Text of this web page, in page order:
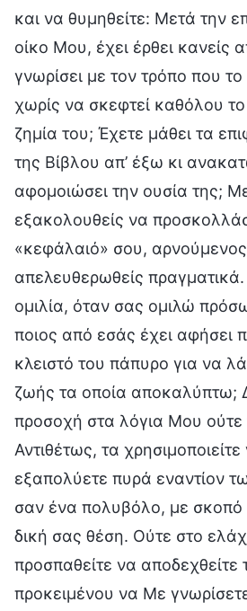
και να θυμηθείτε: Μετά την
οίκο Μου, έχει έρθει κανείς
γνωρίσει με τον τρόπο που
χωρίς να σκεφτεί καθόλου
ζημία του; Έχετε μάθει τα
της Βίβλου απ’ έξω κι
αφομοιώσει την ουσία της;
εξακολουθείς να
«κεφάλαιό» σου,
απελευθερωθείς
ομιλία, όταν σας ομιλώ
ποιος από εσάς έχει αφήσει
κλειστό του πάπυρο για να
ζωής τα οποία αποκαλύπτω;
προσοχή στα λόγια Μου ούτε
Αντιθέτως, τα χρησιμοποιείτε
εξαπολύετε πυρά εναντίον
σαν ένα πολυβόλο, με σκοπό
δική σας θέση. Ούτε στο
προσπαθείτε να αποδεχθείτε
προκειμένου να Με